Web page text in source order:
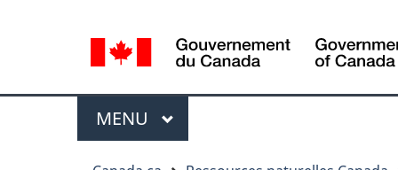
de
la
langue
Menu
MENU PRINCIPAL